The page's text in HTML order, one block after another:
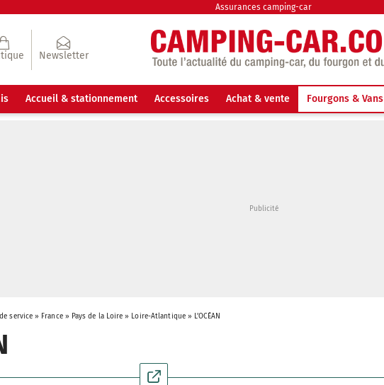
Assurances camping-car
Newsletter
Accueil & stationnement Accessoires Achat & vente Fourgons & Vans
service » France» Pays de la Loire » Loire-Atlantique» L’OCÉAN